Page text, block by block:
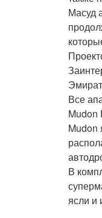
Масуд
Все
Mudon
Mudon
В
ясли и